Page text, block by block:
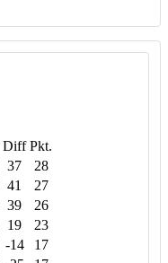
Diff Pkt.
37
28
41
27
39
26
19
23
-14
17